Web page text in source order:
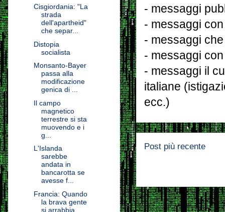
- messaggi
- messaggi
- messaggi
- messaggi
- messaggi il
italiane
ecc.)
Post più recente
Cisgiordania: "La
strada
dell'apartheid"
che separ...
Distopia
socialista
Monsanto-Bayer
passa alla
modificazione
genica di ...
Il campo
magnetico
terrestre si sta
muovendo e i
g...
L'Islanda
sarebbe
andata in
bancarotta se
avesse f...
Francia: Quando
la brava gente
si arrabbia...